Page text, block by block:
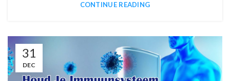
CONTINUE READING
31
DEC